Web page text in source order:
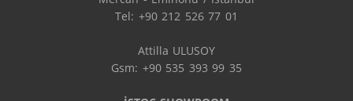
Tel: +90 212 526 77 01
Attilla ULUSOY
Gsm: +90 535 393 99 35